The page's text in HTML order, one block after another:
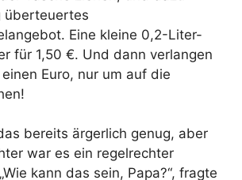
überteuertes
Eine kleine 0,2-Liter-
für 1,50 €. Und dann verlangen
Euro, nur um auf die
bereits ärgerlich genug, aber
war es ein regelrechter
kann das sein, Papa?“, fragte